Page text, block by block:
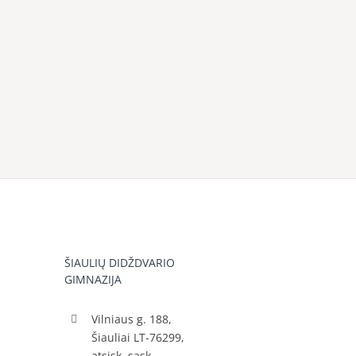
ŠIAULIŲ DIDŽDVARIO
GIMNAZIJA
Vilniaus g. 188,
Šiauliai LT-76299,